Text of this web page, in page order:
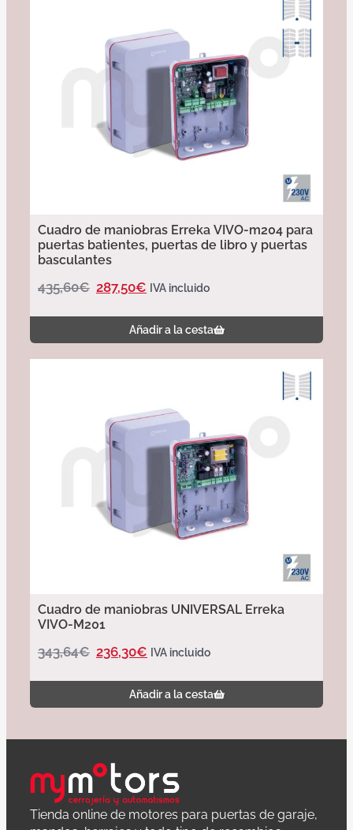
Cuadro de maniobras Erreka VIVO-m204 para
puertas batientes, puertas de libro y puertas
basculantes
435,60€ 287,50€ IVA incluido
Añadir a la cesta
Cuadro de maniobras UNIVERSAL Erreka
VIVO-M201
343,64€ 236,30€ IVA incluido
Añadir a la cesta
Tienda online de motores para puertas de garaje,